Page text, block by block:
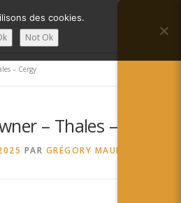
Menu
ACTUALITÉ DE LA RA
– Cergy
– Thales – Cergy
PAR GRÉGORY MAUBON
des cookies.
Not Ok